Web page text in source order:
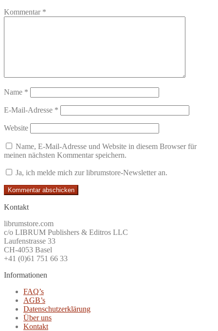
Kommentar *
Name *
E-Mail-Adresse *
Website
Name, E-Mail-Adresse und Website in diesem Browser für
meinen nächsten Kommentar speichern.
Ja, ich melde mich zur librumstore-Newsletter an.
Kontakt
librumstore.com
c/o LIBRUM Publishers & Editros LLC
Laufenstrasse 33
CH-4053 Basel
+41 (0)61 751 66 33
Informationen
FAQ’s
AGB’s
Datenschutzerklärung
Über uns
Kontakt